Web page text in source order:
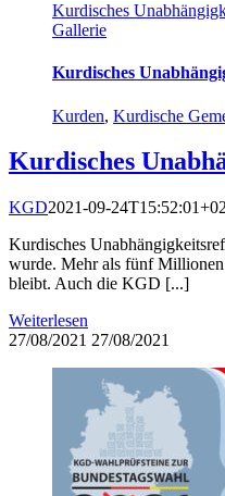
Kurdisches
Gallerie
Kurdisches
Kurden, Kurdische
Kurdisches
KGD2021-09-
Kurdisches
wurde. Mehr als fünf Millionen
bleibt. Auch die KGD [...]
Weiterlesen
27/08/2021 27/08/2021